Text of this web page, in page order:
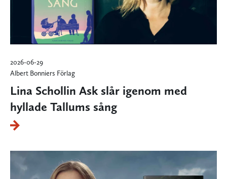
2026-06-29
Albert Bonniers Förlag
Lina Schollin Ask slår igenom med
hyllade Tallums sång